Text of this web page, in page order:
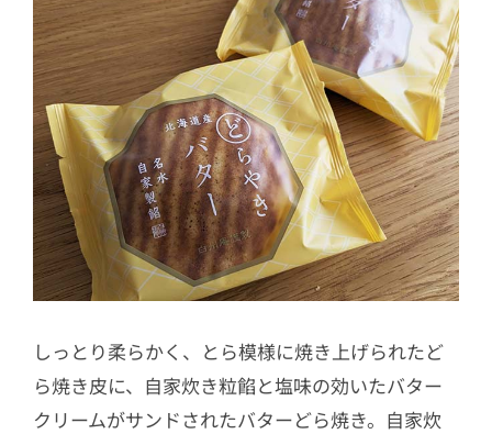
しっとり柔らかく、とら模様に焼き上げられたど
ら焼き皮に、自家炊き粒餡と塩味の効いたバター
クリームがサンドされたバターどら焼き。自家炊